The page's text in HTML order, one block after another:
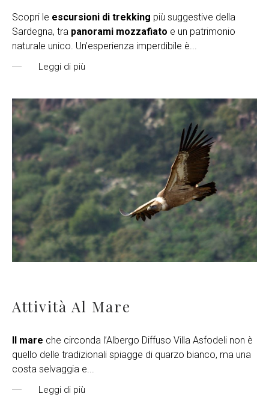
Scopri le escursioni di trekking più suggestive della
Sardegna, tra panorami mozzafiato e un patrimonio
naturale unico. Un’esperienza imperdibile è...
Leggi di più
Attività Al Mare
Il mare che circonda l’Albergo Diffuso Villa Asfodeli non è
quello delle tradizionali spiagge di quarzo bianco, ma una
costa selvaggia e...
Leggi di più